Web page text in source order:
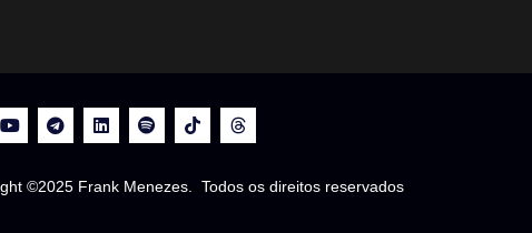
©2025 Frank Menezes. Todos os direitos reservados